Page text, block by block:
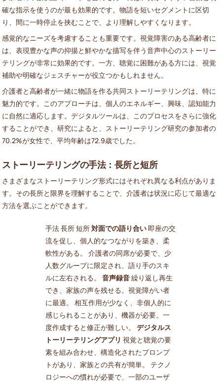
確な指示を使うのが最も効果的です。物語を短いセグメントに区切
り、間に一時停止を挟むことで、より理解しやすくなります。
感覚的なニーズを考慮することも重要です。視覚障害のある高齢者に
は、表現豊かな声の抑揚と鮮やかな描写を伴う音声中心のストーリー
テリングが非常に効果的です。一方、聴覚に困難がある方には、視覚
補助や明確なジェスチャーが役立つかもしれません。
介護者と高齢者が一緒に物語を作る共同ストーリーテリングは、特に
魅力的です。このアプローチは、個人のエネルギー、興味、認知能力
に自然に適応します。デジタルツールは、このプロセスをさらに強化
することができ、研究によると、ストーリーテリング研究の参加者の
70.2%が女性で、平均年齢は72.9歳でした。
ストーリーテリングの手法：長所と短所
さまざまなストーリーテリング形式にはそれぞれ異なる利点がありま
す。その長所と限界を理解することで、介護者は状況に応じて最適な
方法を選ぶことができます。
手法 長所 短所対面での語り合い 即座の交
流を促し、個人的なつながりを築き、柔
軟性がある。 介護者の同席が必要で、少
人数グループに限定され、語り手のスキ
ルに左右される。 音声録音繰り返し再生
でき、家族の声を残せる。視覚障がい者
に最適。 相互作用が少なく、非個人的に
感じられることがあり、機器が必要。一
度作成すると修正が難しい。 デジタルス
トーリーテリングアプリ 視覚と聴覚の要
素を組み合わせ、構造化されたプロンプ
トがあり、家族との共有が簡単。 テクノ
ロジーへの慣れが必要で、一部のユーザ